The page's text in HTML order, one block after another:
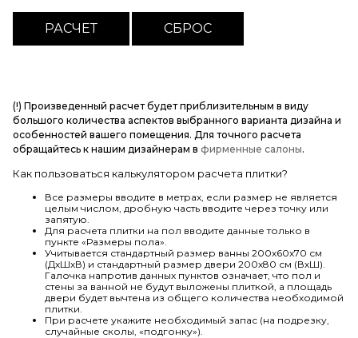
(!) Произведенный расчет будет приблизительным в виду
большого количества аспектов выбранного варианта дизайна и
особенностей вашего помещения. Для точного расчета
обращайтесь к нашим дизайнерам в фирменные салоны.
Как пользоваться калькулятором расчета плитки?
Все размеры вводите в метрах, если размер не является
целым числом, дробную часть вводите через точку или
запятую.
Для расчета плитки на пол вводите данные только в
пункте «Размеры пола».
Учитывается стандартный размер ванны 200х60х70 см
(ДхШхВ) и стандартный размер двери 200х80 см (ВхШ).
Галочка напротив данных пунктов означает, что пол и
стены за ванной не будут выложены плиткой, а площадь
двери будет вычтена из общего количества необходимой
плитки.
При расчете укажите необходимый запас (на подрезку,
случайные сколы, «подгонку»).